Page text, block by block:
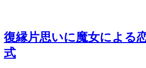
復縁片思いに魔女による
式